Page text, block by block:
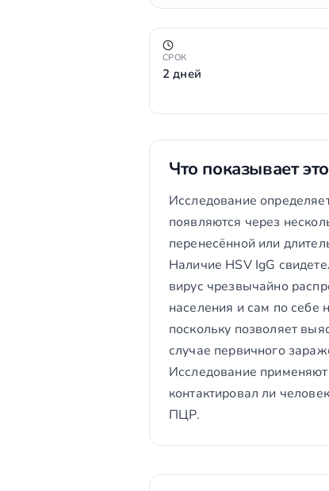
СРОК
2 дней
Что показывает
Исследование
появляются через
перенесённой или
Наличие HSV IgG
вирус чрезвычайно
населения и сам по себе
поскольку позволяет
случае первичного
Исследование
контактировал ли
ПЦР.